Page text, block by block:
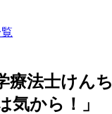
法士けんち
気から！」